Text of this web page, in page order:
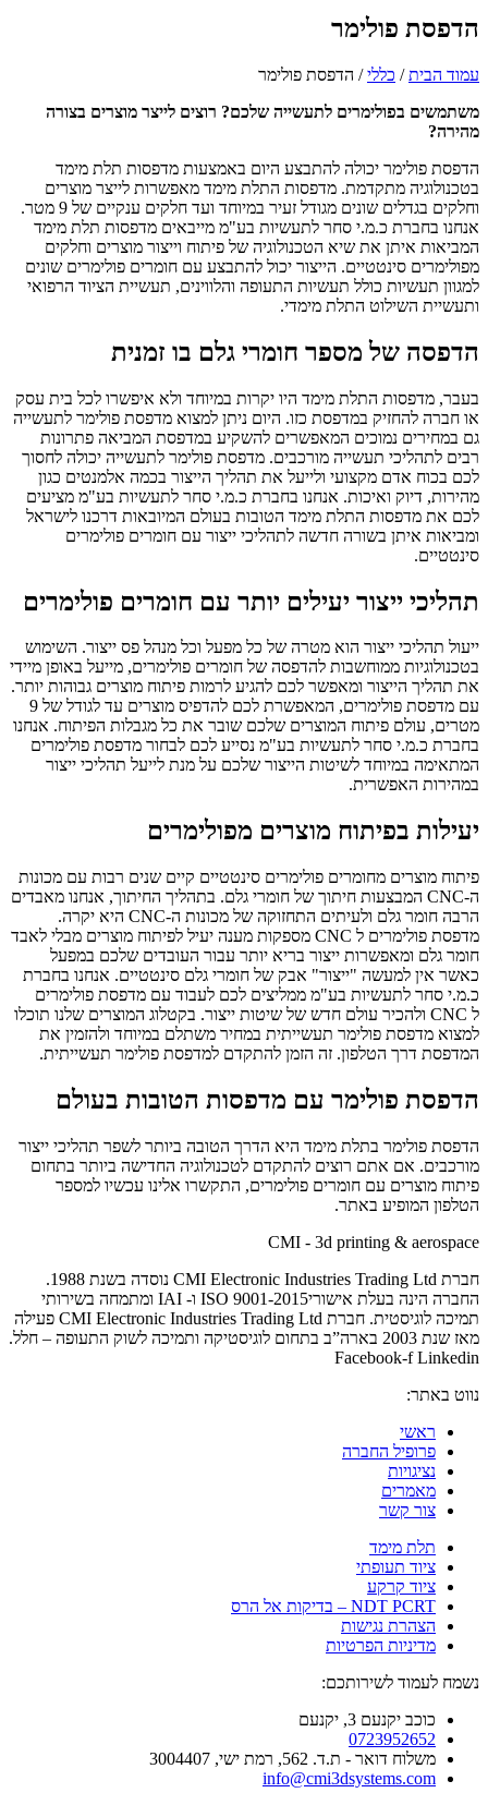
הדפסת פולימר
עמוד הבית/ כללי/ הדפסת פולימר
משתמשים בפולימרים לתעשייה שלכם? רוצים לייצר מוצרים בצורה
מהירה?
הדפסת פולימר יכולה להתבצע היום באמצעות מדפסות תלת מימד
בטכנולוגיה מתקדמת. מדפסות התלת מימד מאפשרות לייצר מוצרים
וחלקים בגדלים שונים מגודל זעיר במיוחד ועד חלקים ענקיים של 9 מטר.
אנחנו בחברת כ.מ.י סחר לתעשיות בע"מ מייבאים מדפסות תלת מימד
המביאות איתן את שיא הטכנולוגיה של פיתוח וייצור מוצרים וחלקים
מפולימרים סינטטיים. הייצור יכול להתבצע עם חומרים פולימרים שונים
למגוון תעשיות כולל תעשיות התעופה והלווינים, תעשיית הציוד הרפואי
ותעשיית השילוט התלת מימדי.
הדפסה של מספר חומרי גלם בו זמנית
בעבר, מדפסות התלת מימד היו יקרות במיוחד ולא איפשרו לכל בית עסק
או חברה להחזיק במדפסת כזו. היום ניתן למצוא מדפסת פולימר לתעשייה
גם במחירים נמוכים המאפשרים להשקיע במדפסת המביאה פתרונות
רבים לתהליכי תעשייה מורכבים. מדפסת פולימר לתעשייה יכולה לחסוך
לכם בכוח אדם מקצועי ולייעל את תהליך הייצור בכמה אלמנטים כגון
מהירות, דיוק ואיכות. אנחנו בחברת כ.מ.י סחר לתעשיות בע"מ מציעים
לכם את מדפסות התלת מימד הטובות בעולם המיובאות דרכנו לישראל
ומביאות איתן בשורה חדשה לתהליכי ייצור עם חומרים פולימרים
סינטטיים.
תהליכי ייצור יעילים יותר עם חומרים פולימרים
ייעול תהליכי ייצור הוא מטרה של כל מפעל וכל מנהל פס ייצור. השימוש
בטכנולוגיות ממוחשבות להדפסה של חומרים פולימרים, מייעל באופן מיידי
את תהליך הייצור ומאפשר לכם להגיע לרמות פיתוח מוצרים גבוהות יותר.
עם מדפסת פולימרים, המאפשרת לכם להדפיס מוצרים עד לגודל של 9
מטרים, עולם פיתוח המוצרים שלכם שובר את כל מגבלות הפיתוח. אנחנו
בחברת כ.מ.י סחר לתעשיות בע"מ נסייע לכם לבחור מדפסת פולימרים
המתאימה במיוחד לשיטות הייצור שלכם על מנת לייעל תהליכי ייצור
במהירות האפשרית.
יעילות בפיתוח מוצרים מפולימרים
פיתוח מוצרים מחומרים פולימרים סינטטיים קיים שנים רבות עם מכונות
ה-CNC המבצעות חיתוך של חומרי גלם. בתהליך החיתוך, אנחנו מאבדים
הרבה חומר גלם ולעיתים התחזוקה של מכונות ה-CNC היא יקרה.
מדפסת פולימרים ל CNC מספקות מענה יעיל לפיתוח מוצרים מבלי לאבד
חומר גלם ומאפשרות ייצור בריא יותר עבור העובדים שלכם במפעל
כאשר אין למעשה "ייצור" אבק של חומרי גלם סינטטיים. אנחנו בחברת
כ.מ.י סחר לתעשיות בע"מ ממליצים לכם לעבוד עם מדפסת פולימרים
ל CNC ולהכיר עולם חדש של שיטות ייצור. בקטלוג המוצרים שלנו תוכלו
למצוא מדפסת פולימר תעשייתית במחיר משתלם במיוחד ולהזמין את
המדפסת דרך הטלפון. זה הזמן להתקדם למדפסת פולימר תעשייתית.
הדפסת פולימר עם מדפסות הטובות בעולם
הדפסת פולימר בתלת מימד היא הדרך הטובה ביותר לשפר תהליכי ייצור
מורכבים. אם אתם רוצים להתקדם לטכנולוגיה החדישה ביותר בתחום
פיתוח מוצרים עם חומרים פולימרים, התקשרו אלינו עכשיו למספר
הטלפון המופיע באתר.
CMI - 3d printing & aerospace
חברת CMI Electronic Industries Trading Ltd נוסדה בשנת 1988.
החברה הינה בעלת אישוריISO 9001-2015 ו- IAI ומתמחה בשירותי
תמיכה לוגיסטית. חברת CMI Electronic Industries Trading Ltd פעילה
מאז שנת 2003 בארה”ב בתחום לוגיסטיקה ותמיכה לשוק התעופה – חלל.
Facebook-f Linkedin
נווט באתר:
ראשי
פרופיל החברה
נציגויות
מאמרים
צור קשר
תלת מימד
ציוד תעופתי
ציוד קרקע
NDT PCRT – בדיקות אל הרס
הצהרת נגישות
מדיניות הפרטיות
נשמח לעמוד לשירותכם:
כוכב יקנעם 3, יקנעם
0723952652
משלוח דואר - ת.ד. 562, רמת ישי, 3004407​
info@cmi3dsystems.com